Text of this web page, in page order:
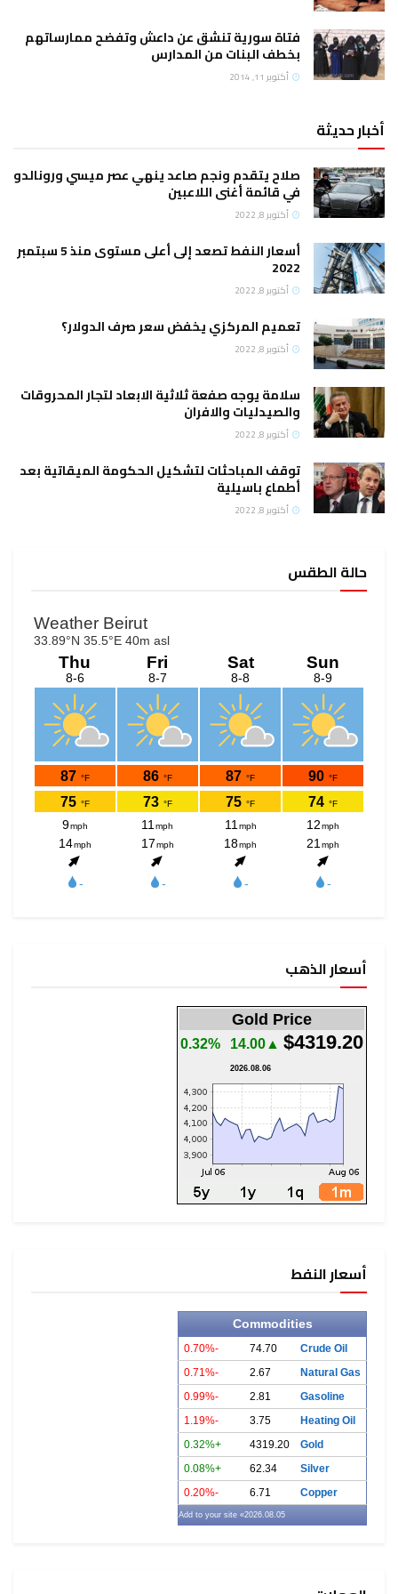
فتاة سورية تنشق عن داعش وتفضح ممارساتهم
بخطف البنات من المدارس
أكتوبر 11, 2014
أخبار حديثة
صلاح يتقدم ونجم صاعد ينهي عصر ميسي ورونالدو
في قائمة أغنى اللاعبين
أكتوبر 8, 2022
أسعار النفط تصعد إلى أعلى مستوى منذ 5 سبتمبر
2022
أكتوبر 8, 2022
تعميم المركزي يخفض سعر صرف الدولار؟
أكتوبر 8, 2022
سلامة يوجه صفعة ثلاثية الابعاد لتجار المحروقات
والصيدليات والافران
أكتوبر 8, 2022
توقف المباحثات لتشكيل الحكومة الميقاتية بعد
أطماع باسيلية
أكتوبر 8, 2022
حالة الطقس
أسعار الذهب
Gold Price
$4319.20
▲14.00
0.32%
2026.08.06
أسعار النفط
Commodities
Crude Oil
74.70
-0.70%
Natural Gas
2.67
-0.71%
Gasoline
2.81
-0.99%
Heating Oil
3.75
-1.19%
Gold
4319.20
+0.32%
Silver
62.34
+0.08%
Copper
6.71
-0.20%
2026.08.05
» Add to your site